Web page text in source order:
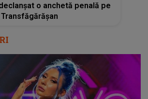
o anchetă penală pe
Transfăgărășan